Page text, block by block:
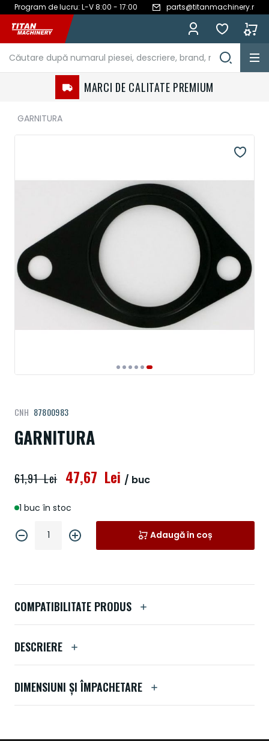
Program de lucru: L-V 8:00 - 17:00 parts@titanmachinery.ro
Mergeți
la
Conținut
MARCI DE CALITATE PREMIUM
GARNITURA
GARNITURA
CNH 87800983
1 buc în stoc
47,67 Lei
61,91 Lei / buc
Adaugă în coș
galeriei
la
începutul
galeriei
imagini
COMPATIBILITATE PRODUS
DESCRIERE
DIMENSIUNI ȘI ÎMPACHETARE